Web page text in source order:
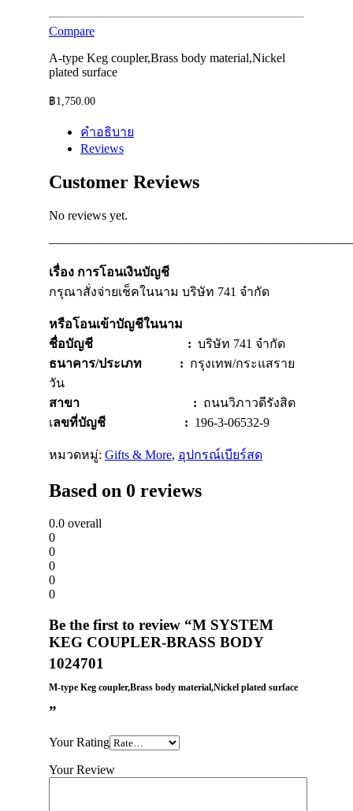
Compare
A-type Keg coupler,Brass body material,Nickel
plated surface​
฿1,750.00
คำอธิบาย
Reviews
Customer Reviews
No reviews yet.
เรื่อง การโอนเงินบัญชี
กรุณาสั่งจ่ายเช็คในนาม บริษัท 741 จำกัด
หรือโอนเข้าบัญชีในนาม
ชื่อบัญชี : บริษัท 741 จำกัด
ธนาคาร/ประเภท : กรุงเทพ/กระแสราย
วัน
สาขา : ถนนวิภาวดีรังสิต
เลขที่บัญชี : 196-3-06532-9
หมวดหมู่: Gifts & More, อุปกรณ์เบียร์สด
Based on 0 reviews
0.0 overall
0
0
0
0
0
Be the first to review “M SYSTEM
KEG COUPLER-BRASS BODY
1024701
M-type Keg coupler,Brass body material,Nickel plated surface​
”
Your Rating
Your Review